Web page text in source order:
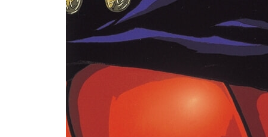
Vol.4
[TV DISC 10-12]
- 본 편(62~81화)
Vol.5
[TV DISC 13-15]
- 본 편(82~101화)
Vol.6